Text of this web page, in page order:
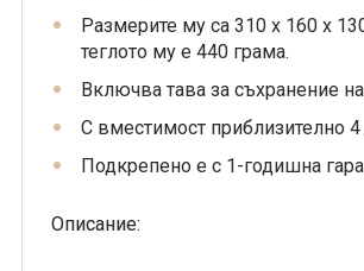
Размерите му са 310 x 160 x
теглото му е 440 грама.
Включва тава за съхранение
С вместимост приблизително 4
Подкрепено е с 1-годишна
Описание: